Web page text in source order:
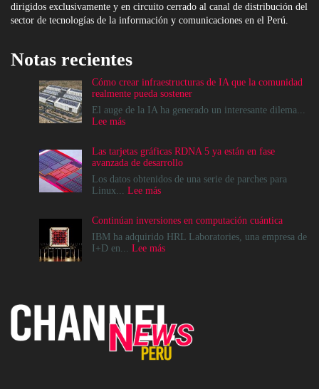
dirigidos exclusivamente y en circuito cerrado al canal de distribución del
sector de tecnologías de la información y comunicaciones en el Perú.
Notas recientes
Cómo crear infraestructuras de IA que la comunidad
realmente pueda sostener
El auge de la IA ha generado un interesante dilema...
Lee más:
infraestructuras
de
IA
que
realmente
pueda
sostener
Las tarjetas gráficas RDNA 5 ya están en fase
avanzada de desarrollo
Los datos obtenidos de una serie de parches para
Linux... Lee más:
gráficas
RDNA
5
avanzada
desarrollo
Continúan inversiones en computación cuántica
IBM ha adquirido HRL Laboratories, una empresa de
I+D en... Lee más: